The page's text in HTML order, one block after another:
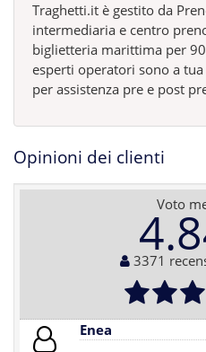
Traghetti.it è gestito da
intermediaria e centro
biglietteria marittima per
esperti operatori sono a
per assistenza pre e post
Opinioni dei clienti
Voto
3371
Enea